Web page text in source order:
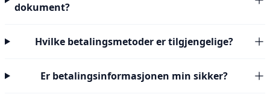
dokument?
Hvilke betalingsmetoder er tilgjengelige?
Er betalingsinformasjonen min sikker?